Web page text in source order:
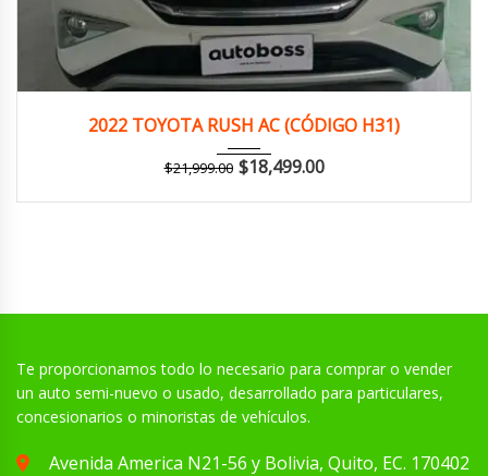
2022 TOYOTA RUSH AC (CÓDIGO H31)
$21,999.00 $18,499.00
Te proporcionamos todo lo necesario para comprar o vender
un auto semi-nuevo o usado, desarrollado para particulares,
concesionarios o minoristas de vehículos.
Avenida America N21-56 y Bolivia, Quito, EC. 170402